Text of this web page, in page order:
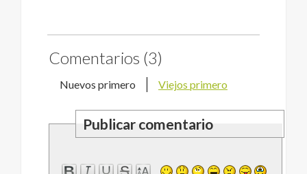
Comentarios (3)
Nuevos primero Viejos primero
Publicar comentario